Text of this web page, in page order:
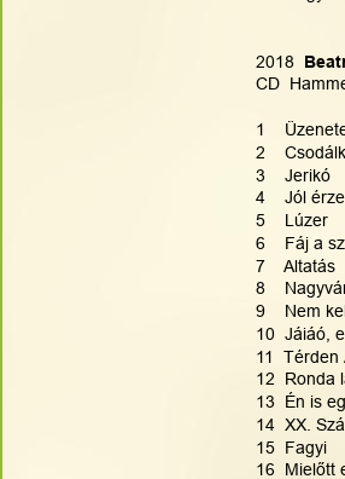
2018
CD
1
2
3    Jerikó
4    Jól
5    Lúzer
6    Fáj a
7    Altatás
8
9    Nem
10  Jáiáó,
11  Térden
12  Ronda
13  Én is
14  XX.
15  Fagyi
16  Mielőtt